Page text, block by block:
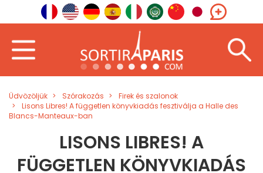
Üdvözöljük Szórakozás
Firek és szalonok
Lisons Libres! A független könyvkiadás fesztiválja a Halle des
Blancs-Manteaux-ban
LISONS LIBRES! A
FÜGGETLEN KÖNYVKIADÁS